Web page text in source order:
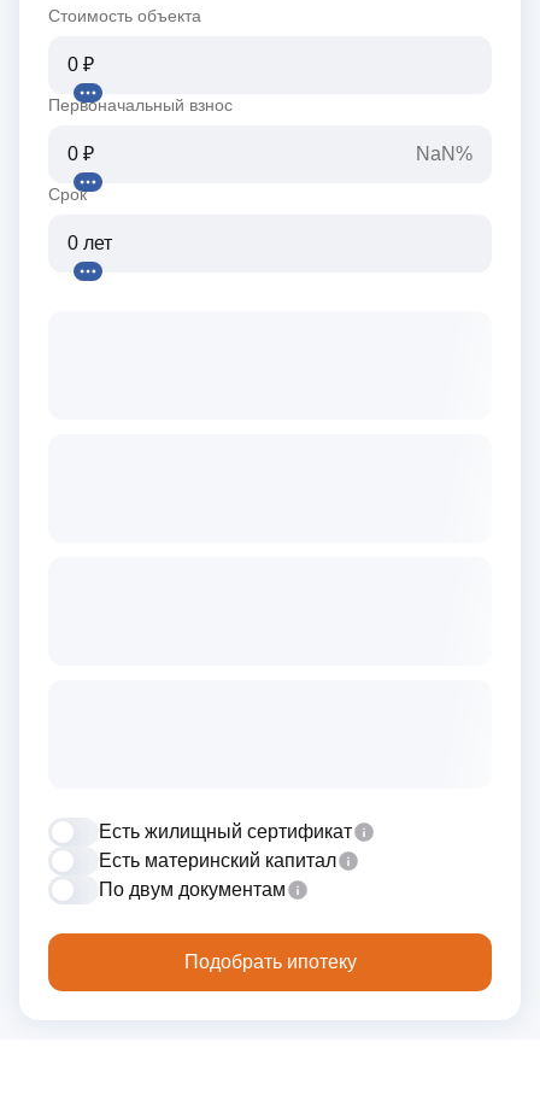
Стоимость объекта
Первоначальный взнос
NaN%
Срок
Есть жилищный сертификат
Есть материнский капитал
По двум документам
Подобрать ипотеку